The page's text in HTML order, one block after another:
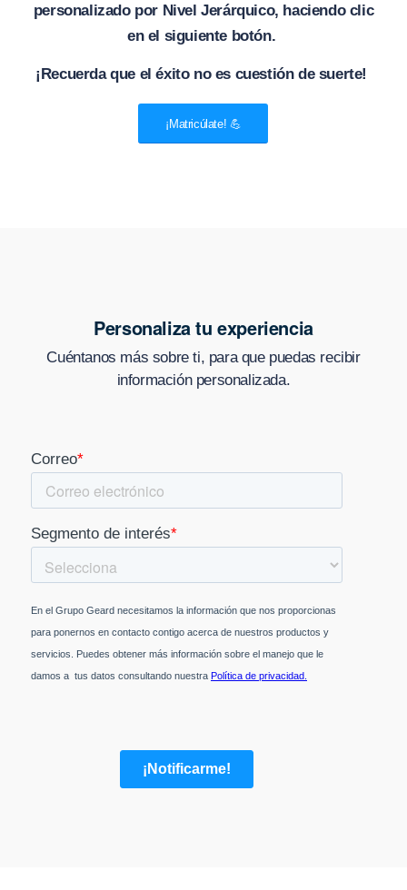
personalizado por Nivel Jerárquico, haciendo clic
en el siguiente botón.
¡Recuerda que el éxito no es cuestión de suerte!
¡Matricúlate! 💪
Personaliza tu experiencia
Cuéntanos más sobre ti, para que puedas recibir
información personalizada.